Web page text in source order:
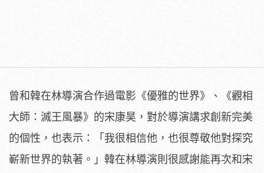
曾和韓在林導演合作過電影《優雅的世界》、《觀相
大師： 滅王風暴》的宋康昊，對於導演講求創新完美
的個性，也表示：「 我很相信他，也很尊敬他對探究
嶄新世界的執著。」 韓在林導演則很感謝能再次和宋